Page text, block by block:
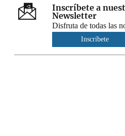
Inscríbete a
Newsletter
Disfruta de todas las
Inscríbete